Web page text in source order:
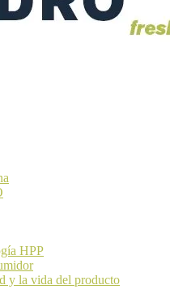
HPP
y la vida del producto